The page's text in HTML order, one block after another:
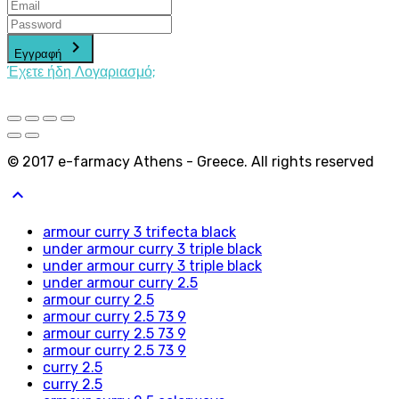
Εγγραφή keyboard_arrow_right
Έχετε ήδη Λογαριασμό;
© 2017 e-farmacy Athens - Greece. All rights reserved
keyboard_arrow_up
armour curry 3 trifecta black
under armour curry 3 triple black
under armour curry 3 triple black
under armour curry 2.5
armour curry 2.5
armour curry 2.5 73 9
armour curry 2.5 73 9
armour curry 2.5 73 9
curry 2.5
curry 2.5